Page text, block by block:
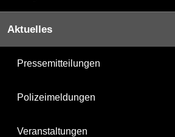
Aktuelles
Pressemitteilungen
Polizeimeldungen
Veranstaltungen